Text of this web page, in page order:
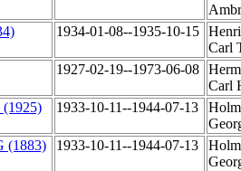
1934-01-08--1935-10-15
Carl
1927-02-19--1973-06-08
Carl
1933-10-11--1944-07-13
(1883)
1933-10-11--1944-07-13